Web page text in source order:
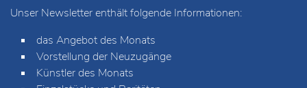
Unser Newsletter enthält folgende Informationen:
das Angebot des Monats
Vorstellung der Neuzugänge
Künstler des Monats